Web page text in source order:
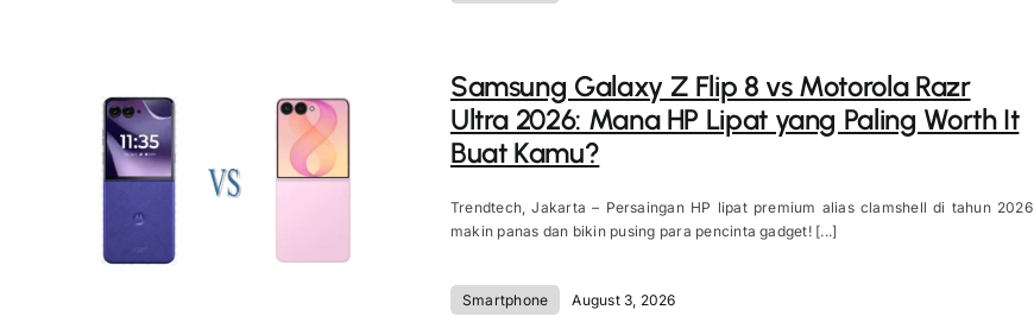
Samsung Galaxy Z Flip 8 vs Motorola Razr
Ultra 2026: Mana HP Lipat yang Paling Worth It
Buat Kamu?
Trendtech, Jakarta – Persaingan HP lipat premium alias clamshell di tahun 2026
makin panas dan bikin pusing para pencinta gadget! [...]
Smartphone August 3, 2026